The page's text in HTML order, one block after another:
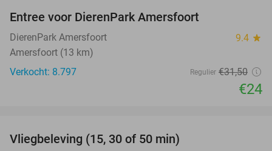
Entree voor DierenPark Amersfoort
DierenPark Amersfoort 9.4 star
Amersfoort (13 km)
Verkocht: 8.797
Regulier €31,50
€24
Vliegbeleving (15, 30 of 50 min)